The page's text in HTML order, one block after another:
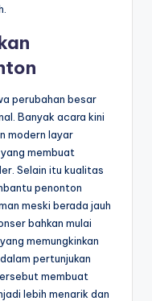
perubahan besar
Banyak acara kini
modern layar
membuat
Selain itu kualitas
penonton
meski berada jauh
bahkan mulai
memungkinkan
pertunjukan
membuat
lebih menarik dan